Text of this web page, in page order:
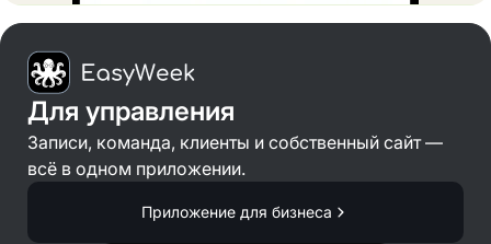
Для управления
Записи, команда, клиенты и собственный сайт —
всё в одном приложении.
Приложение для бизнеса